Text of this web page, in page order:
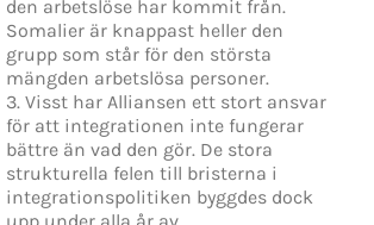
den arbetslöse har kommit från.
Somalier är knappast heller den
grupp som står för den största
mängden arbetslösa personer.
3. Visst har Alliansen ett stort ansvar
för att integrationen inte fungerar
bättre än vad den gör. De stora
strukturella felen till bristerna i
integrationspolitiken byggdes dock